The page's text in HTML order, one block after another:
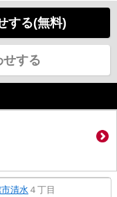
する(無料)
せする
市清水 ４丁目